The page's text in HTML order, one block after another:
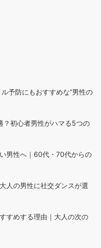
予防にもおすすめな“男性の
初心者男性がハマる5つの
男性へ｜60代・70代からの
人の男性に社交ダンスが選
すめする理由｜大人の次の